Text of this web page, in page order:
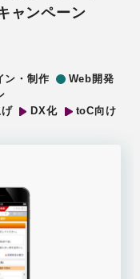
ャンペーン
ン・制作
Web開発
DX化 toC向け